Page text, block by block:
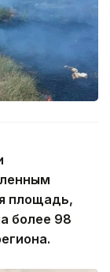
площадь,
более 98